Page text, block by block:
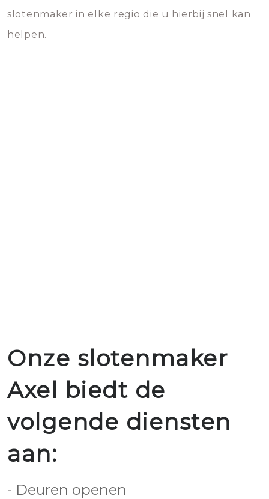
slotenmaker in elke regio die u hierbij snel kan
helpen.
Onze slotenmaker
Axel biedt de
volgende diensten
aan:
- Deuren openen